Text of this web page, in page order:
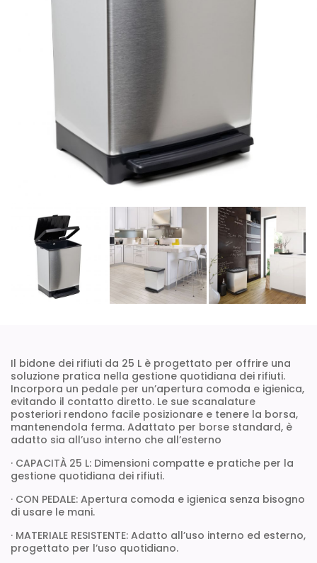
Il bidone dei rifiuti da 25 L è progettato per offrire una
soluzione pratica nella gestione quotidiana dei rifiuti.
Incorpora un pedale per un’apertura comoda e igienica,
evitando il contatto diretto. Le sue scanalature
posteriori rendono facile posizionare e tenere la borsa,
mantenendola ferma. Adattato per borse standard, è
adatto sia all’uso interno che all’esterno
· CAPACITÀ 25 L: Dimensioni compatte e pratiche per la
gestione quotidiana dei rifiuti.
· CON PEDALE: Apertura comoda e igienica senza bisogno
di usare le mani.
· MATERIALE RESISTENTE: Adatto all’uso interno ed esterno,
progettato per l’uso quotidiano.